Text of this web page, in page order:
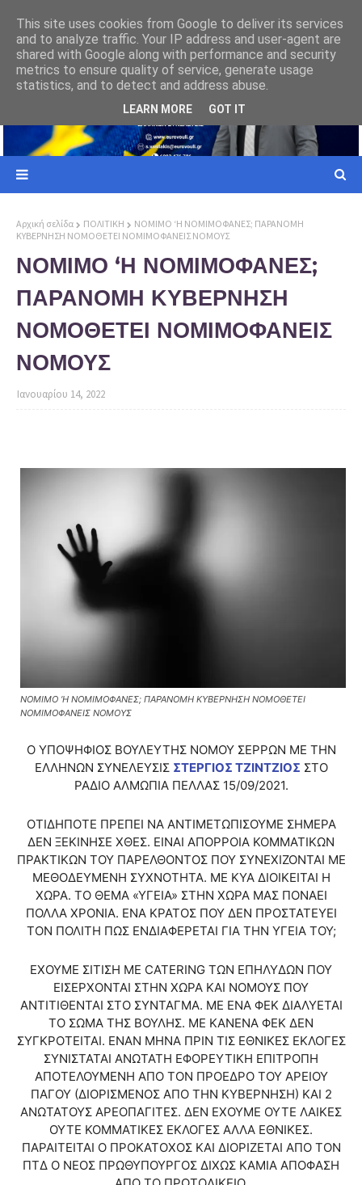
σε
ΕΥΡΩΠΑΙΚΗ ΕΝΩΣΗ
Γιατί ο Ελληνας Πολίτης πρέπει να επιλέξει την Ελλήνων Συνέλευσις
Αρχική σελίδα ΠΟΛΙΤΙΚΗ
ΝΟΜΙΜΟ ‘Η ΝΟΜΙΜΟΦΑΝΕΣ; ΠΑΡΑΝΟΜΗ
ΚΥΒΕΡΝΗΣΗ ΝΟΜΟΘΕΤΕΙ ΝΟΜΙΜΟΦΑΝΕΙΣ ΝΟΜΟΥΣ
ΝΟΜΙΜΟ ‘Η ΝΟΜΙΜΟΦΑΝΕΣ;
ΠΑΡΑΝΟΜΗ ΚΥΒΕΡΝΗΣΗ
ΝΟΜΟΘΕΤΕΙ ΝΟΜΙΜΟΦΑΝΕΙΣ
ΝΟΜΟΥΣ
Ιανουαρίου 14, 2022
ΝΟΜΙΜΟ ‘Η ΝΟΜΙΜΟΦΑΝΕΣ; ΠΑΡΑΝΟΜΗ ΚΥΒΕΡΝΗΣΗ ΝΟΜΟΘΕΤΕΙ
ΝΟΜΙΜΟΦΑΝΕΙΣ ΝΟΜΟΥΣ
Ο ΥΠΟΨΗΦΙΟΣ ΒΟΥΛΕΥΤΗΣ ΝΟΜΟΥ ΣΕΡΡΩΝ ΜΕ ΤΗΝ
ΕΛΛΗΝΩΝ ΣΥΝΕΛΕΥΣΙΣ ΣΤΕΡΓΙΟΣ ΤΖΙΝΤΖΙΟΣ ΣΤΟ
ΡΑΔΙΟ ΑΛΜΩΠΙΑ ΠΕΛΛΑΣ 15/09/2021.
ΟΤΙΔΗΠΟΤΕ ΠΡΕΠΕΙ ΝΑ ΑΝΤΙΜΕΤΩΠΙΣΟΥΜΕ ΣΗΜΕΡΑ
ΔΕΝ ΞΕΚΙΝΗΣΕ ΧΘΕΣ. ΕΙΝΑΙ ΑΠΟΡΡΟΙΑ ΚΟΜΜΑΤΙΚΩΝ
ΠΡΑΚΤΙΚΩΝ ΤΟΥ ΠΑΡΕΛΘΟΝΤΟΣ ΠΟΥ ΣΥΝΕΧΙΖΟΝΤΑΙ ΜΕ
ΜΕΘΟΔΕΥΜΕΝΗ ΣΥΧΝΟΤΗΤΑ. ΜΕ ΚΥΑ ΔΙΟΙΚΕΙΤΑΙ Η
ΧΩΡΑ. ΤΟ ΘΕΜΑ «ΥΓΕΙΑ» ΣΤΗΝ ΧΩΡΑ ΜΑΣ ΠΟΝΑΕΙ
ΠΟΛΛΑ ΧΡΟΝΙΑ. ΕΝΑ ΚΡΑΤΟΣ ΠΟΥ ΔΕΝ ΠΡΟΣΤΑΤΕΥΕΙ
ΤΟΝ ΠΟΛΙΤΗ ΠΩΣ ΕΝΔΙΑΦΕΡΕΤΑΙ ΓΙΑ ΤΗΝ ΥΓΕΙΑ ΤΟΥ;
ΕΧΟΥΜΕ ΣΙΤΙΣΗ ΜΕ CATERING ΤΩΝ ΕΠΗΛΥΔΩΝ ΠΟΥ
ΕΙΣΕΡΧΟΝΤΑΙ ΣΤΗΝ ΧΩΡΑ ΚΑΙ ΝΟΜΟΥΣ ΠΟΥ
ΑΝΤΙΤΙΘΕΝΤΑΙ ΣΤΟ ΣΥΝΤΑΓΜΑ. ΜΕ ΕΝΑ ΦΕΚ ΔΙΑΛΥΕΤΑΙ
ΤΟ ΣΩΜΑ ΤΗΣ ΒΟΥΛΗΣ. ΜΕ ΚΑΝΕΝΑ ΦΕΚ ΔΕΝ
ΣΥΓΚΡΟΤΕΙΤΑΙ. ΕΝΑΝ ΜΗΝΑ ΠΡΙΝ ΤΙΣ ΕΘΝΙΚΕΣ ΕΚΛΟΓΕΣ
ΣΥΝΙΣΤΑΤΑΙ ΑΝΩΤΑΤΗ ΕΦΟΡΕΥΤΙΚΗ ΕΠΙΤΡΟΠΗ
ΑΠΟΤΕΛΟΥΜΕΝΗ ΑΠΟ ΤΟΝ ΠΡΟΕΔΡΟ ΤΟΥ ΑΡΕΙΟΥ
ΠΑΓΟΥ (ΔΙΟΡΙΣΜΕΝΟΣ ΑΠΟ ΤΗΝ ΚΥΒΕΡΝΗΣΗ) ΚΑΙ 2
ΑΝΩΤΑΤΟΥΣ ΑΡΕΟΠΑΓΙΤΕΣ. ΔΕΝ ΕΧΟΥΜΕ ΟΥΤΕ ΛΑΙΚΕΣ
ΟΥΤΕ ΚΟΜΜΑΤΙΚΕΣ ΕΚΛΟΓΕΣ ΑΛΛΑ ΕΘΝΙΚΕΣ.
ΠΑΡΑΙΤΕΙΤΑΙ Ο ΠΡΟΚΑΤΟΧΟΣ ΚΑΙ ΔΙΟΡΙΖΕΤΑΙ ΑΠΟ ΤΟΝ
ΠΤΔ Ο ΝΕΟΣ ΠΡΩΘΥΠΟΥΡΓΟΣ ΔΙΧΩΣ ΚΑΜΙΑ ΑΠΟΦΑΣΗ
This site uses cookies from Google to deliver its services
and to analyze traffic. Your IP address and user-agent are
shared with Google along with performance and security
metrics to ensure quality of service, generate usage
statistics, and to detect and address abuse.
LEARN MORE GOT IT